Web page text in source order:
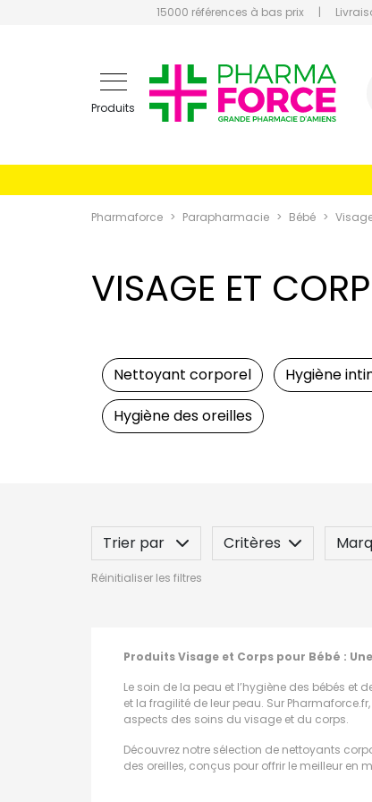
15000 références à bas prix |
Produits
Pharmaforce Parapharmacie Bébé
VISAGE ET
Nettoyant corporel Hygiène
Hygiène des oreilles
Trier par Critères
Spécificité
Réinitialiser les filtres
Produits Visage et Corps pour Bébé :
Le soin de la peau et l’hygiène des bébés
et la fragilité de leur peau. Sur
aspects des soins du visage et du corps.
Découvrez notre sélection de nettoyants
des oreilles, conçus pour offrir le meilleur en